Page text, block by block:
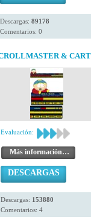
Descargas: 89178
Comentarios: 0
&
Evaluación:
Más información…
DESCARGAS
Descargas: 153880
Comentarios: 4